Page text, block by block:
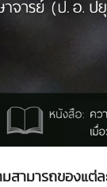
ามารถของแต่ล